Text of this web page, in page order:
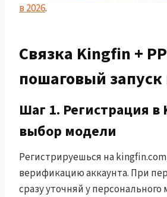
в 2026.
Связка Kingfin +
пошаговый
Шаг 1. Регистрация в
выбор модели
Регистрируешься на
верификацию аккаунта. При
сразу уточняй у